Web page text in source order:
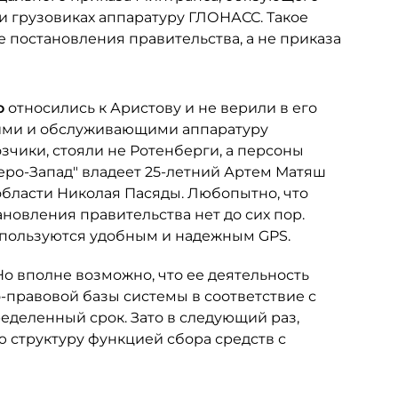
грузовиках аппаратуру ГЛОНАСС. Такое
правительства, а не приказа
относились к Аристову и не верили в его
и обслуживающими аппаратуру
стояли не Ротенберги, а персоны
Запад" владеет 25-летний Артем Матяш
Николая Пасяды. Любопытно, что
правительства нет до сих пор.
удобным и надежным GPS.
вполне возможно, что ее деятельность
базы системы в соответствие с
срок. Зато в следующий раз,
функцией сбора средств с